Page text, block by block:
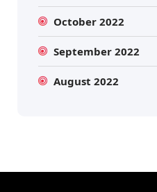
October 2022
September 2022
August 2022